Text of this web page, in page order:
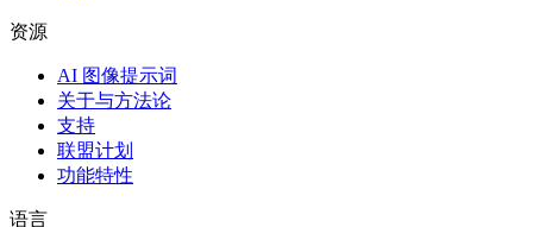
资源
AI 图像提示词
关于与方法论
支持
联盟计划
功能特性
语言